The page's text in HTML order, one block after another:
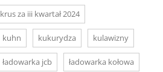
krus za iii kwartał 2024
kuhn kukurydza kulawizny
ładowarka jcb ładowarka kołowa